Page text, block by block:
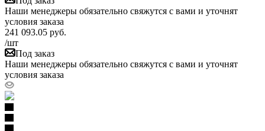
Наши менеджеры обязательно свяжутся с вами и уточнят
условия заказа
241 093.05 руб.
/шт
Под заказ
Наши менеджеры обязательно свяжутся с вами и уточнят
условия заказа